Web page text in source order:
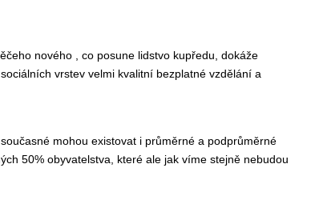
nového , co posune lidstvo kupředu, dokáže
vrstev velmi kvalitní bezplatné vzdělání a
mohou existovat i průměrné a podprůměrné
50% obyvatelstva, které ale jak víme stejně nebudou